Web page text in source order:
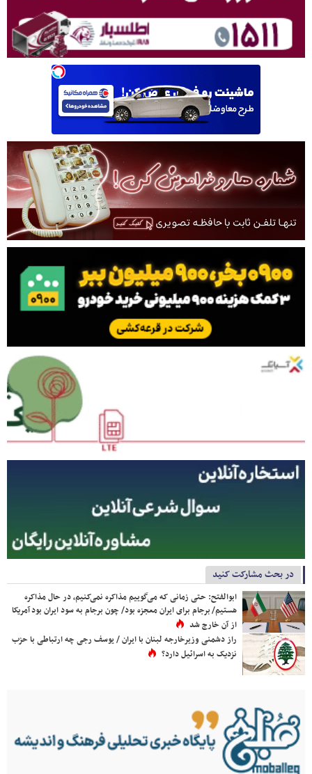
در بحث مشارکت کنید
ابوالفتح: حتی زمانی که می‌گوییم مذاکره نمی‌کنیم، در حال مذاکره
هستیم/ برجام برای ایران معجزه بود/ چون برجام به سود ایران بود آمریکا
از آن خارج شد
راز دشمنی وزیرخارجه لبنان با ایران / یوسف رجی چه ارتباطی با حزب
نزدیک به اسرائیل دارد؟